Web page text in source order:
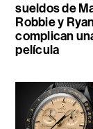
sueldos de
Robbie y
complican
película